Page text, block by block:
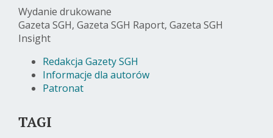
Wydanie drukowane
Gazeta SGH, Gazeta SGH Raport, Gazeta SGH
Insight
Redakcja Gazety SGH
Informacje dla autorów
Patronat
TAGI